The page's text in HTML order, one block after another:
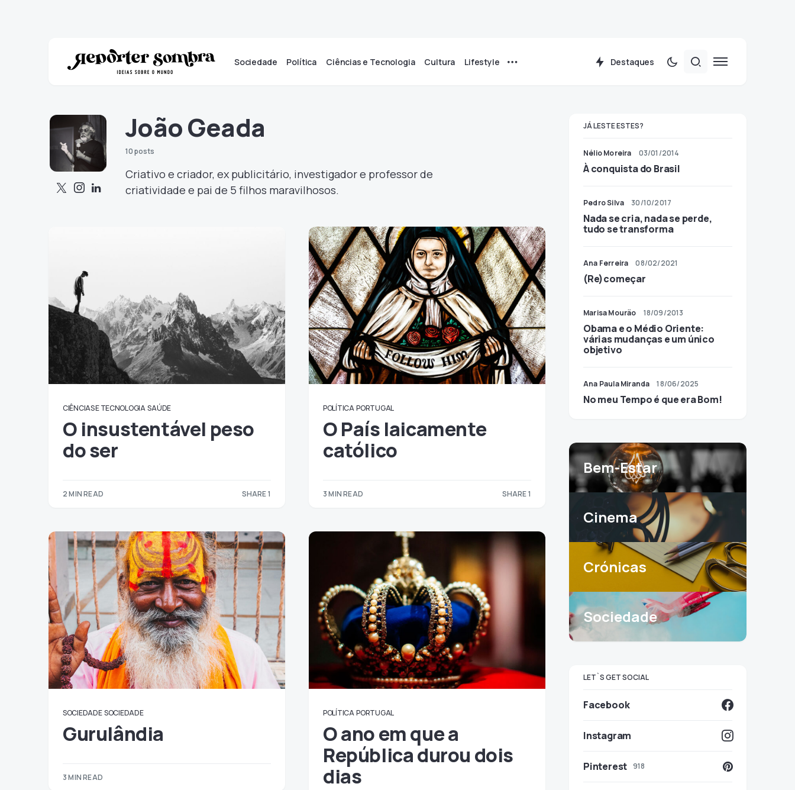
Sociedade Política Ciências e Tecnologia Cultura Lifestyle Destaques
João Geada
10 posts
Criativo e criador, ex publicitário, investigador e professor de
criatividade e pai de 5 filhos maravilhosos.
CIÊNCIAS E TECNOLOGIA SAÚDE
O insustentável peso
do ser
2 MIN READ SHARE 1
POLÍTICA PORTUGAL
O País laicamente
católico
3 MIN READ SHARE 1
SOCIEDADE SOCIEDADE
Gurulândia
3 MIN READ
POLÍTICA PORTUGAL
O ano em que a
República durou dois
dias
JÁ LESTE ESTES?
Nélio Moreira 03/01/2014
À conquista do Brasil
Pedro Silva 30/10/2017
Nada se cria, nada se perde,
tudo se transforma
Ana Ferreira 08/02/2021
(Re)começar
Marisa Mourão 18/09/2013
Obama e o Médio Oriente:
várias mudanças e um único
objetivo
Ana Paula Miranda 18/06/2025
No meu Tempo é que era Bom!
Bem-Estar
Cinema
Crónicas
Sociedade
LET`S GET SOCIAL
Facebook
Instagram
Pinterest 918